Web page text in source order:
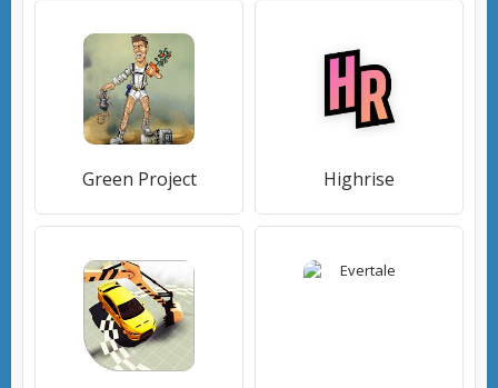
Green Project Highrise